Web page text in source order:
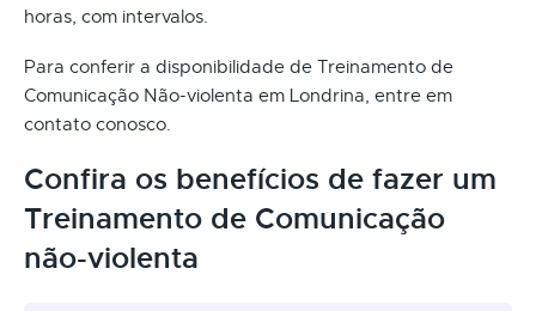
horas, com intervalos.
Para conferir a disponibilidade de Treinamento de
Comunicação Não-violenta em Londrina, entre em
contato conosco.
Confira os benefícios de fazer um
Treinamento de Comunicação
não-violenta